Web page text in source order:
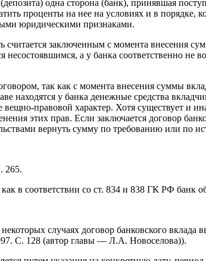
одна сторона (банк), принявшая
проценты на нее на условиях и в
юридическими признаками.
считается заключенным с момента
а у банка соответственно не
так как с момента внесения суммы
находятся у банка денежные средства
вещно-правовой характер. Хотя существует
этих прав. Если заключается договор
вернуть сумму по требованию или по
265.
в соответствии со ст. 834 и 838 ГК РФ банк
случаях договор банковского вклада
С. 128 (автор главы — Л.А. Новоселова)).